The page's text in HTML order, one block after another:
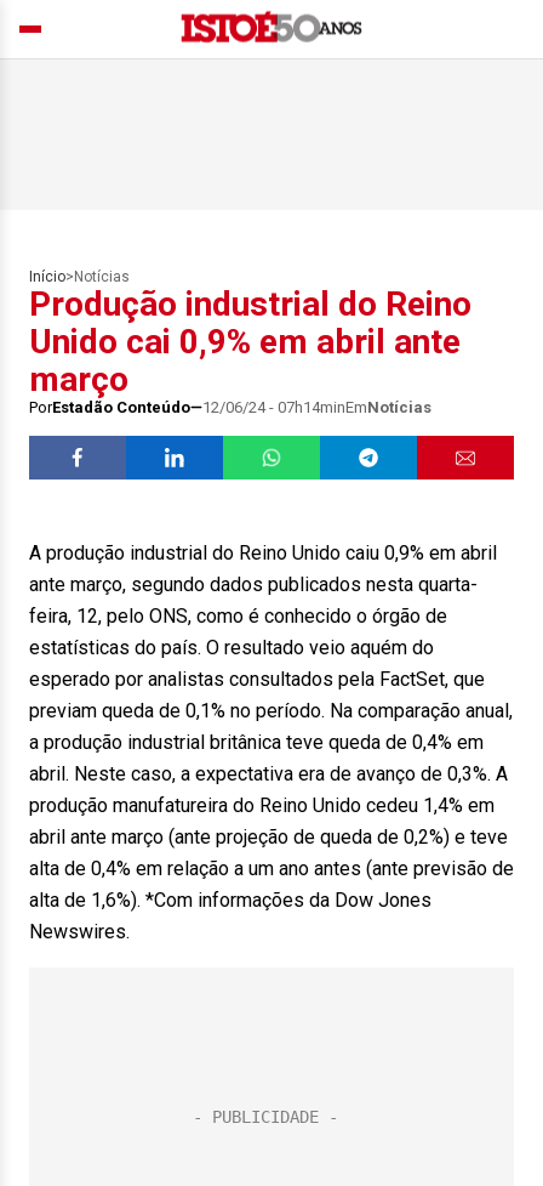
Início> Notícias
Produção industrial do Reino
Unido cai 0,9% em abril ante
março
PorEstadão Conteúdo 12/06/24 - 07h14minEmNotícias
A produção industrial do Reino Unido caiu 0,9% em abril
ante março, segundo dados publicados nesta quarta-
feira, 12, pelo ONS, como é conhecido o órgão de
estatísticas do país. O resultado veio aquém do
esperado por analistas consultados pela FactSet, que
previam queda de 0,1% no período. Na comparação anual,
a produção industrial britânica teve queda de 0,4% em
abril. Neste caso, a expectativa era de avanço de 0,3%. A
produção manufatureira do Reino Unido cedeu 1,4% em
abril ante março (ante projeção de queda de 0,2%) e teve
alta de 0,4% em relação a um ano antes (ante previsão de
alta de 1,6%). *Com informações da Dow Jones
Newswires.